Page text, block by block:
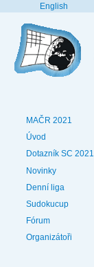
English
MAČR 2021
Úvod
Dotazník SC 2021
Novinky
Denní liga
Sudokucup
Fórum
Organizátoři